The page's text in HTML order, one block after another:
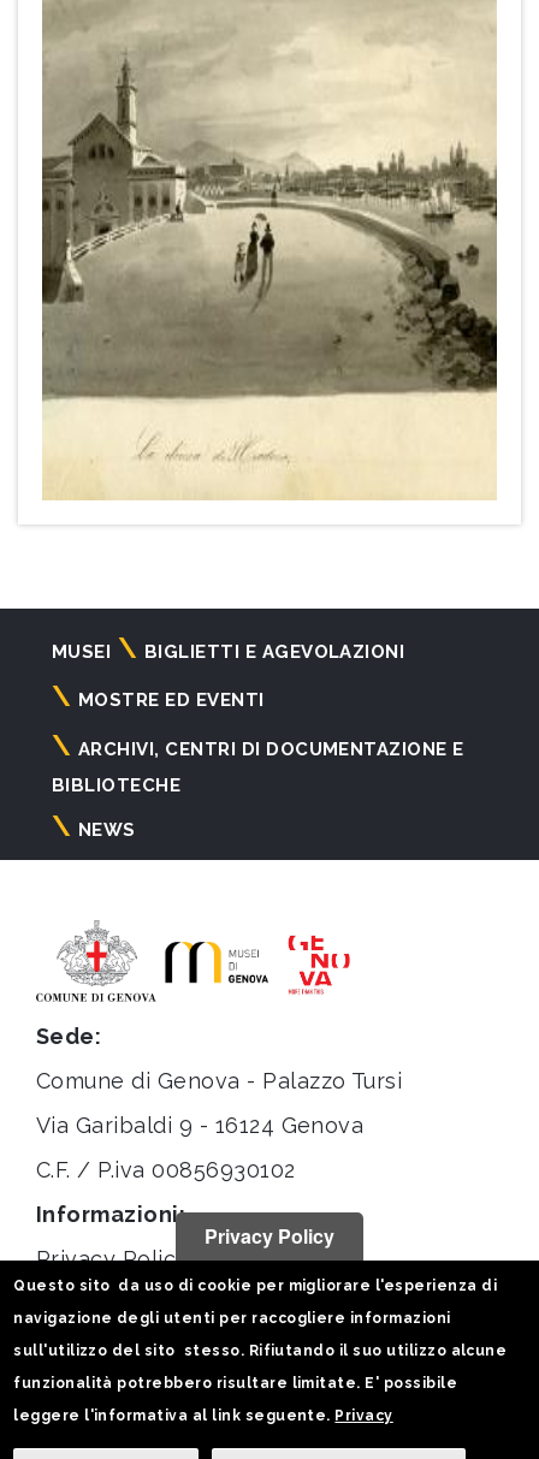
Navigazione
principale
MUSEI BIGLIETTI E AGEVOLAZIONI
MOSTRE ED EVENTI
ARCHIVI, CENTRI DI DOCUMENTAZIONE E
BIBLIOTECHE
NEWS
Sede:
Comune di Genova - Palazzo Tursi
Via Garibaldi 9 - 16124 Genova
C.F. / P.iva 00856930102
Informazioni:
Privacy Policy
Statistiche
Seguici su:
Privacy Policy
Questo sito da uso di cookie per migliorare l'esperienza di
navigazione degli utenti per raccogliere informazioni
sull'utilizzo del sito stesso. Rifiutando il suo utilizzo alcune
funzionalità potrebbero risultare limitate. E' possibile
leggere l'informativa al link seguente. Privacy